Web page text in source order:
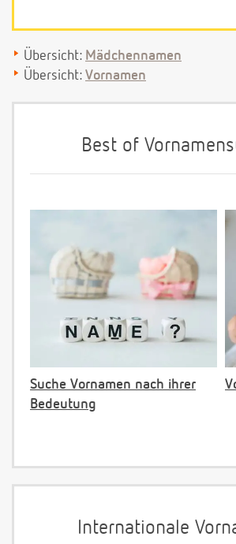
Übersicht: Mädchennamen
Übersicht: Vornamen
Best of
Suche Vornamen nach ihrer
Bedeutung
Internationale